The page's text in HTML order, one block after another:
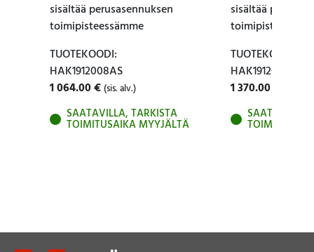
sisältää perusasennuksen
toimipisteessämme
TUOTEKOODI:
HAK1912008AS
1 064.00€ (sis. alv.)
SAATAVILLA, TARKISTA
TOIMITUSAIKA MYYJÄLTÄ
sisältää
TUOTEKOODI:
HAK1912007AS
1 370.00
SAATAVILLA,